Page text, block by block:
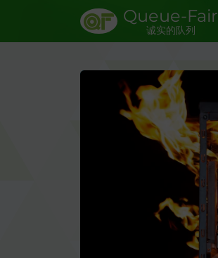
Queue-Fair
诚实的队列